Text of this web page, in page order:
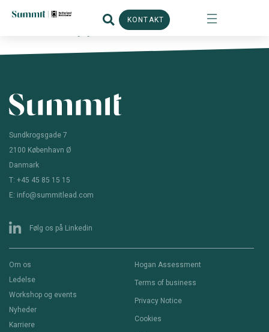
KONTAKT
Flash Rapport
Sundkrogsgade 7
2100 København Ø
Danmark
T: +45 45 85 15 15
E: info@summitlead.com
Følg os på Linkedin
Om os
Ledelse
Workshop og events
Nyheder
Karriere
Hogan Assessment
Terms of business
Privacy Notice
Cookies